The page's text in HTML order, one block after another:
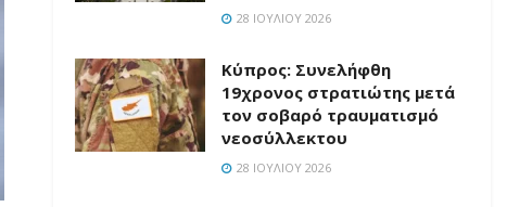
28 ΙΟΥΛΊΟΥ 2026
Κύπρος: Συνελήφθη
19χρονος στρατιώτης μετά
τον σοβαρό τραυματισμό
νεοσύλλεκτου
28 ΙΟΥΛΊΟΥ 2026